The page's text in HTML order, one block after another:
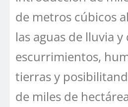
de metros cúbicos
las aguas de lluvia y
escurrimientos,
tierras y
de miles de